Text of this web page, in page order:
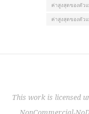
ค่าสูงสุดของตัวแ
ค่าสูงสุดของตัวแ
This work is licensed